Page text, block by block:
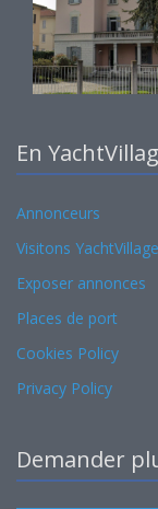
En
Annonceurs
Visitons YachtVillage
Exposer annonces
Places de port
Cookies Policy
Privacy Policy
Demander